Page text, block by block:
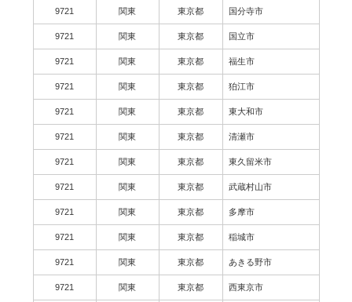
9721 関東 東京都 国分寺市
9721 関東 東京都 国立市
9721 関東 東京都 福生市
9721 関東 東京都 狛江市
9721 関東 東京都 東大和市
9721 関東 東京都 清瀬市
9721 関東 東京都 東久留米市
9721 関東 東京都 武蔵村山市
9721 関東 東京都 多摩市
9721 関東 東京都 稲城市
9721 関東 東京都 あきる野市
9721 関東 東京都 西東京市